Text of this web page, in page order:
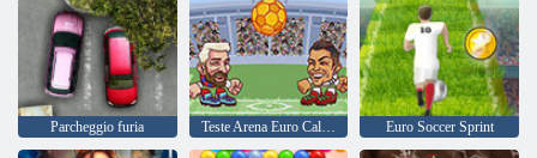
Parcheggio furia Teste Arena Euro Calcio Euro Soccer Sprint